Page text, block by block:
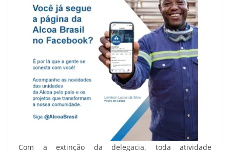
Com a extinção da delegacia, toda atividade